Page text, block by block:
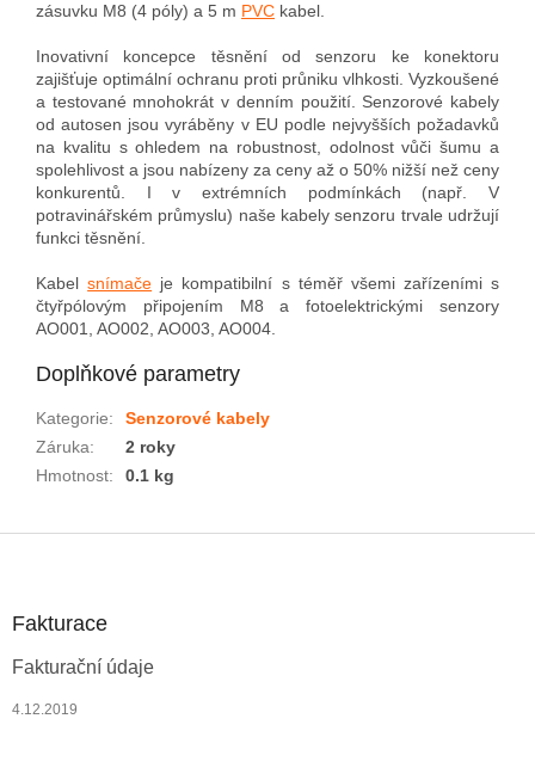
zásuvku M8 (4 póly) a 5 m PVC kabel.
Inovativní koncepce těsnění od senzoru ke konektoru
zajišťuje optimální ochranu proti průniku vlhkosti. Vyzkoušené
a testované mnohokrát v denním použití. Senzorové kabely
od autosen jsou vyráběny v EU podle nejvyšších požadavků
na kvalitu s ohledem na robustnost, odolnost vůči šumu a
spolehlivost a jsou nabízeny za ceny až o 50% nižší než ceny
konkurentů. I v extrémních podmínkách (např. V
potravinářském průmyslu) naše kabely senzoru trvale udržují
funkci těsnění.
Kabelsnímače je kompatibilní s téměř všemi zařízeními s
čtyřpólovým připojením M8 a fotoelektrickými senzory
AO001, AO002, AO003, AO004.
Doplňkové parametry
Kategorie:
Senzorové kabely
Záruka:
2 roky
Hmotnost: 0.1 kg
Fakturace
Fakturační údaje
4.12.2019